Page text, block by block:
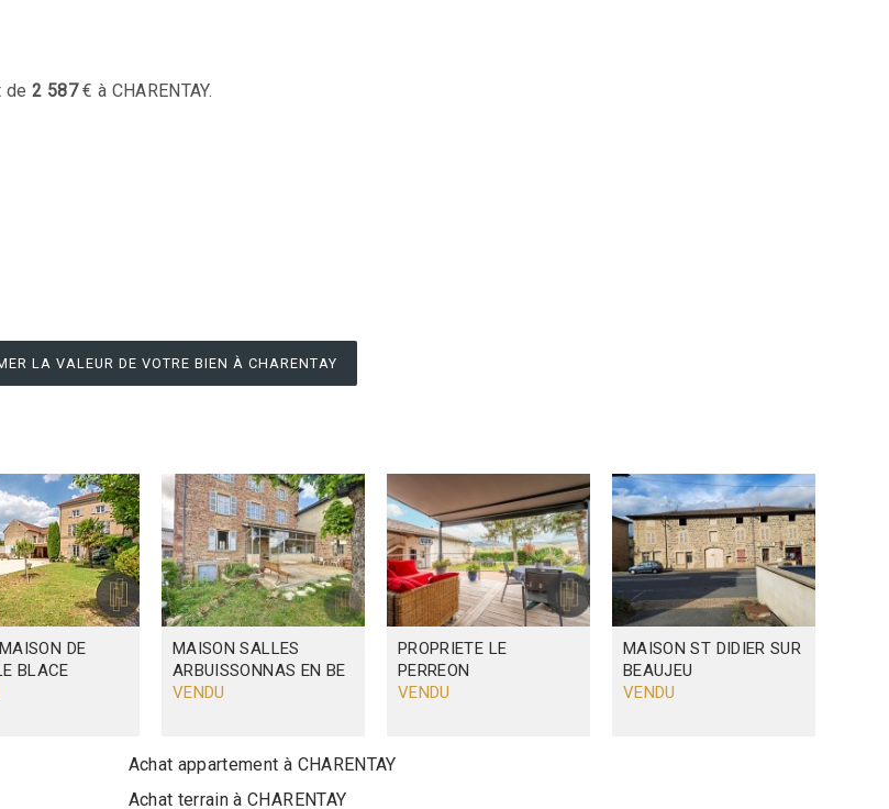
de2 587€ à CHARENTAY.
LA VALEUR DE VOTRE BIEN À CHARENTAY
DE
BLACE
MAISON SALLES
ARBUISSONNAS EN BE
VENDU
PROPRIETE LE
PERREON
VENDU
MAISON ST DIDIER SUR
BEAUJEU
VENDU
Achat appartement à CHARENTAY
Achat terrain à CHARENTAY